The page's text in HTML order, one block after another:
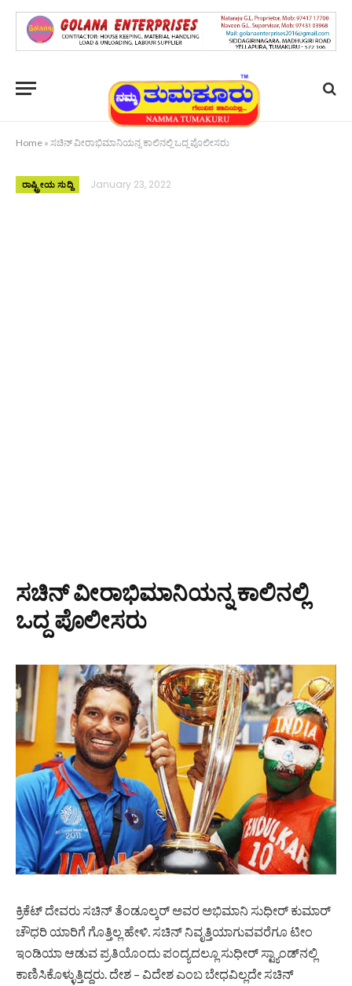
Home » ಸಚಿನ್ ವೀರಾಭಿಮಾನಿಯನ್ನ ಕಾಲಿನಲ್ಲಿ ಒದ್ದ ಪೊಲೀಸರು
ರಾಷ್ಟ್ರೀಯ ಸುದ್ದಿ January 23, 2022
ಸಚಿನ್ ವೀರಾಭಿಮಾನಿಯನ್ನ ಕಾಲಿನಲ್ಲಿ
ಒದ್ದ ಪೊಲೀಸರು
ಕ್ರಿಕೆಟ್ ದೇವರು ಸಚಿನ್ ತೆಂಡೂಲ್ಕರ್ ಅವರ ಅಭಿಮಾನಿ ಸುಧೀರ್ ಕುಮಾರ್
ಚೌಧರಿ ಯಾರಿಗೆ ಗೊತ್ತಿಲ್ಲ ಹೇಳಿ. ಸಚಿನ್ ನಿವೃತ್ತಿಯಾಗುವವರೆಗೂ ಟೀಂ
ಇಂಡಿಯಾ ಆಡುವ ಪ್ರತಿಯೊಂದು ಪಂದ್ಯದಲ್ಲೂ ಸುಧೀರ್ ಸ್ಟ್ಯಾಂಡ್‌ನಲ್ಲಿ
ಕಾಣಿಸಿಕೊಳ್ಳುತ್ತಿದ್ದರು. ದೇಶ – ವಿದೇಶ ಎಂಬ ಬೇಧವಿಲ್ಲದೇ ಸಚಿನ್